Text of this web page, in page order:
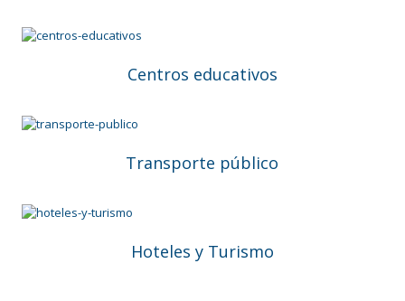
Centros educativos
Transporte público
Hoteles y Turismo